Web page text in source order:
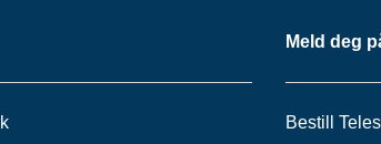
Meld deg
Bestill